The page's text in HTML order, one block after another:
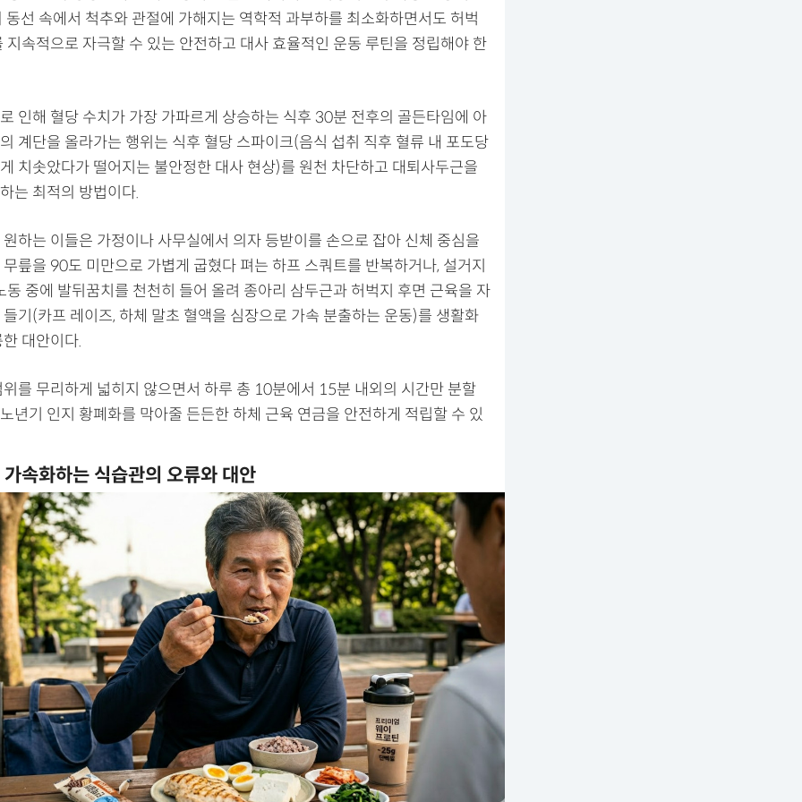
동선 속에서 척추와 관절에 가해지는 역학적 과부하를 최소화하면서도 허벅
지속적으로 자극할 수 있는 안전하고 대사 효율적인 운동 루틴을 정립해야 한
인해 혈당 수치가 가장 가파르게 상승하는 식후 30분 전후의 골든타임에 아
계단을 올라가는 행위는 식후 혈당 스파이크(음식 섭취 직후 혈류 내 포도당
치솟았다가 떨어지는 불안정한 대사 현상)를 원천 차단하고 대퇴사두근을
는 최적의 방법이다.
하는 이들은 가정이나 사무실에서 의자 등받이를 손으로 잡아 신체 중심을
릎을 90도 미만으로 가볍게 굽혔다 펴는 하프 스쿼트를 반복하거나, 설거지
동 중에 발뒤꿈치를 천천히 들어 올려 종아리 삼두근과 허벅지 후면 근육을 자
기(카프 레이즈, 하체 말초 혈액을 심장으로 가속 분출하는 운동)를 생활화
대안이다.
를 무리하게 넓히지 않으면서 하루 총 10분에서 15분 내외의 시간만 분할
년기 인지 황폐화를 막아줄 든든한 하체 근육 연금을 안전하게 적립할 수 있
속화하는 식습관의 오류와 대안